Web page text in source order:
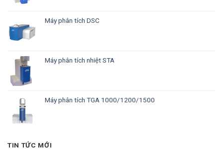
Máy phân tích DSC
Máy phân tích nhiệt STA
Máy phân tích TGA 1000/1200/1500
TIN TỨC MỚI